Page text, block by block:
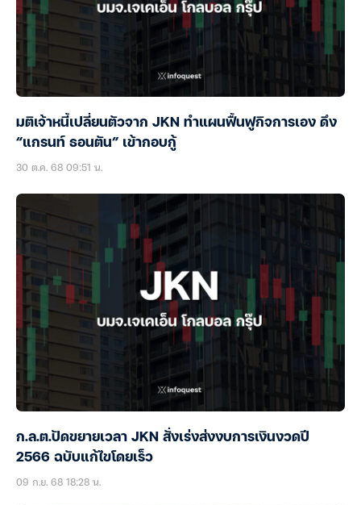
มติเจ้าหนี้เปลี่ยนตัวจาก JKN ทำแผนฟื้นฟูกิจการเอง ดึง
“แกรนท์ ธอนตัน” เข้ากอบกู้
30 ต.ค. 68 09:51 น.
ก.ล.ต.ปัดขยายเวลา JKN สั่งเร่งส่งงบการเงินงวดปี
2566 ฉบับแก้ไขโดยเร็ว
09 ก.ย. 68 18:28 น.